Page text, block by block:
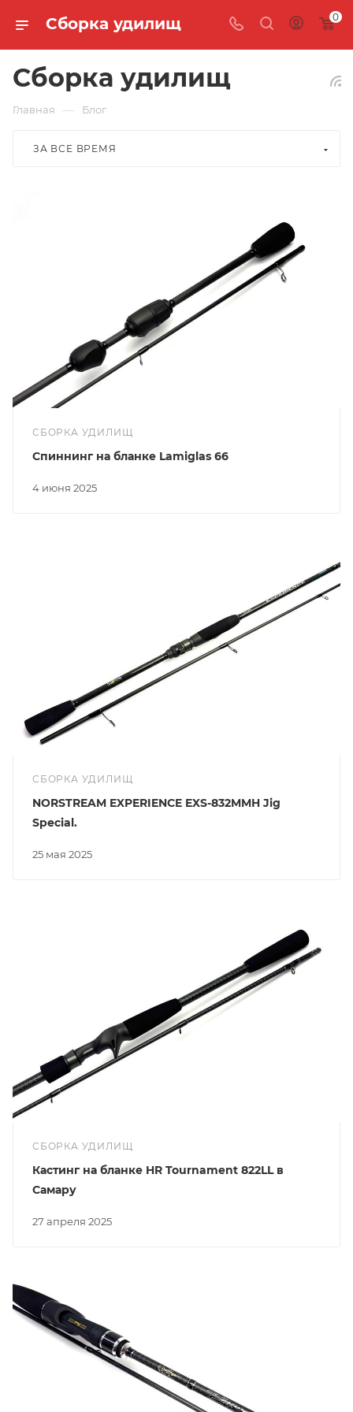
Сборка удилищ 0
Сборка удилищ
Главная — Блог
ЗА ВСЕ ВРЕМЯ
СБОРКА УДИЛИЩ
4 июня 2025
Спиннинг на бланке Lamiglas 66
СБОРКА УДИЛИЩ
25 мая 2025
NORSTREAM EXPERIENCE EXS-832MMH Jig
Special.
СБОРКА УДИЛИЩ
27 апреля 2025
Кастинг на бланке HR Tournament 822LL в
Самару